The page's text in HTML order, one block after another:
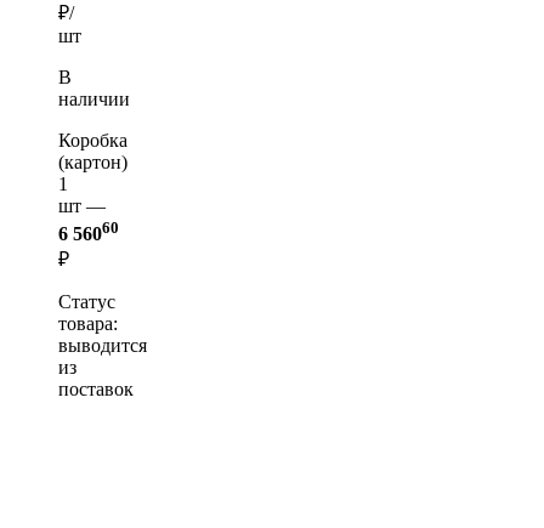
₽/
шт
В
наличии
Коробка
(картон)
1
шт —
6 56060
₽
Статус
товара:
выводится
из
поставок